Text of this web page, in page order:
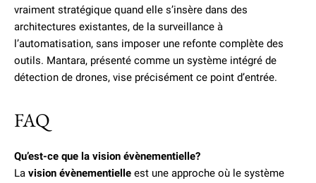
vraiment stratégique quand elle s’insère dans des
architectures existantes, de la surveillance à
l’automatisation, sans imposer une refonte complète des
outils. Mantara, présenté comme un système intégré de
détection de drones, vise précisément ce point d’entrée.
FAQ
Qu’est-ce que la vision évènementielle?
La vision évènementielle est une approche où le système